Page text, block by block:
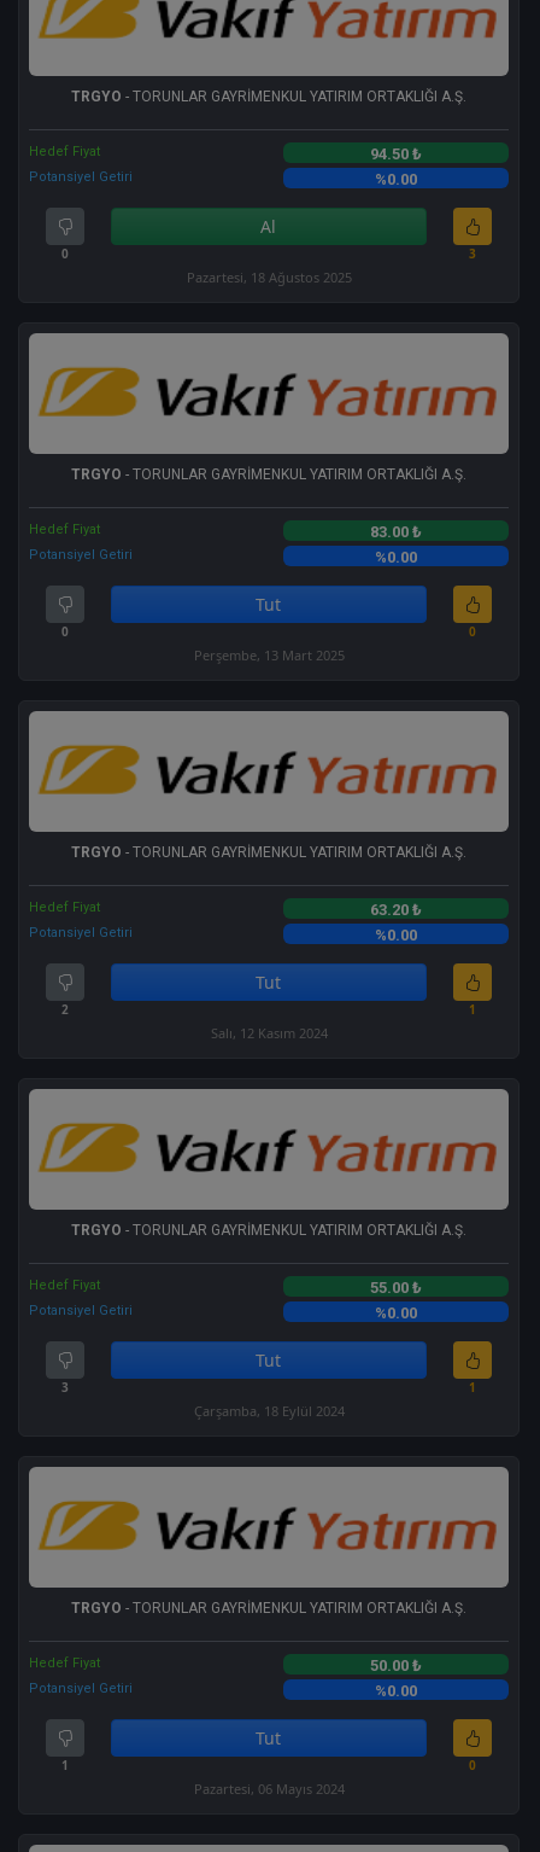
TRGYO - TORUNLAR GAYRİMENKUL YATIRIM ORTAKLIĞI A.Ş.
Hedef Fiyat 94.50 ₺
Potansiyel Getiri %0.00
0
Al
3
Pazartesi, 18 Ağustos 2025
TRGYO - TORUNLAR GAYRİMENKUL YATIRIM ORTAKLIĞI A.Ş.
Hedef Fiyat 83.00 ₺
Potansiyel Getiri %0.00
0
Tut
0
Perşembe, 13 Mart 2025
TRGYO - TORUNLAR GAYRİMENKUL YATIRIM ORTAKLIĞI A.Ş.
Hedef Fiyat 63.20 ₺
Potansiyel Getiri %0.00
2
Tut
1
Salı, 12 Kasım 2024
TRGYO - TORUNLAR GAYRİMENKUL YATIRIM ORTAKLIĞI A.Ş.
Hedef Fiyat 55.00 ₺
Potansiyel Getiri %0.00
3
Tut
1
Çarşamba, 18 Eylül 2024
TRGYO - TORUNLAR GAYRİMENKUL YATIRIM ORTAKLIĞI A.Ş.
Hedef Fiyat 50.00 ₺
Potansiyel Getiri %0.00
1
Tut
0
Pazartesi, 06 Mayıs 2024